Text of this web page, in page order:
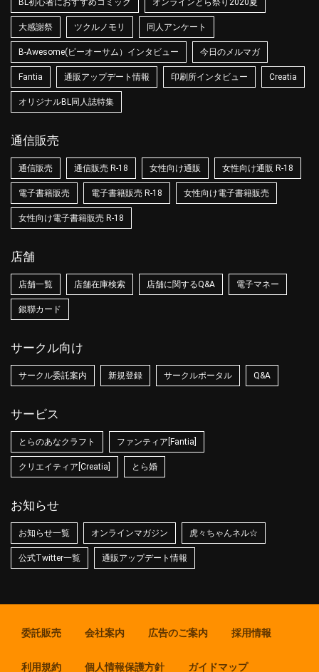
BL初心者におすすめコミック オンラインとら祭り2020夏
大感謝祭 ツクルノモリ 同人アンケート
B-Awesome(ビーオーサム）インタビュー 今日のメルマガ
Fantia 通販アップデート情報 印刷所インタビュー Creatia
オリジナルBL同人誌特集
通信販売
通信販売 通信販売 R-18 女性向け通販 女性向け通販 R-18
電子書籍販売 電子書籍販売 R-18 女性向け電子書籍販売
女性向け電子書籍販売 R-18
店舗
店舗一覧 店舗在庫検索 店舗に関するQ&A 電子マネー
銀聯カード
サークル向け
サークル委託案内 新規登録 サークルポータル Q&A
サービス
とらのあなクラフト ファンティア[Fantia]
クリエイティア[Creatia] とら婚
お知らせ
お知らせ一覧 オンラインマガジン 虎々ちゃんネル☆
公式Twitter一覧 通販アップデート情報
委託販売 会社案内 広告のご案内 採用情報
利用規約 個人情報保護方針 ガイドマップ